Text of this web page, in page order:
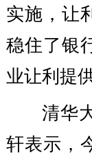
实施，让
稳住了银
业让利提
清华
轩表示，